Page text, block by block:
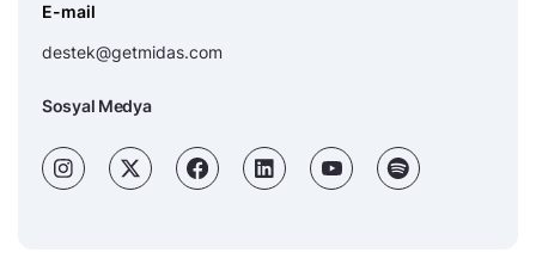
E-mail
destek@getmidas.com
Sosyal Medya